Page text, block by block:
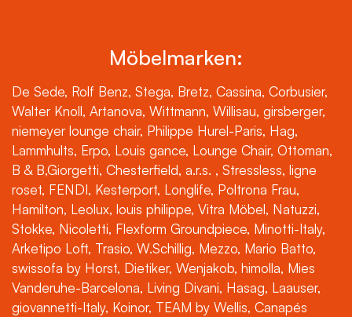
Möbelmarken:
De Sede, Rolf Benz, Stega, Bretz, Cassina, Corbusier,
Walter Knoll, Artanova, Wittmann, Willisau, girsberger,
niemeyer lounge chair, Philippe Hurel-Paris, Hag,
Lammhults, Erpo, Louis gance, Lounge Chair, Ottoman,
B & B,Giorgetti, Chesterfield, a.r.s. , Stressless, ligne
roset, FENDI, Kesterport, Longlife, Poltrona Frau,
Hamilton, Leolux, louis philippe, Vitra Möbel, Natuzzi,
Stokke, Nicoletti, Flexform Groundpiece, Minotti-Italy,
Arketipo Loft, Trasio, W.Schillig, Mezzo, Mario Batto,
swissofa by Horst, Dietiker, Wenjakob, himolla, Mies
Vanderuhe-Barcelona, Living Divani, Hasag, Laauser,
giovannetti-Italy, Koinor, TEAM by Wellis, Canapés